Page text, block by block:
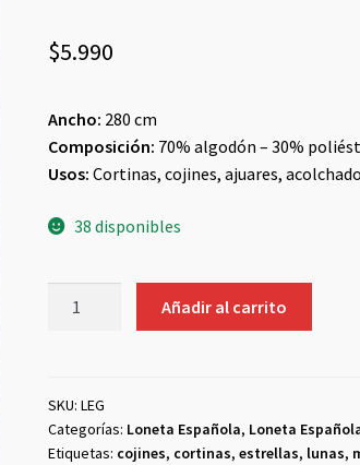
$5.990
Ancho: 280 cm
Composición: 70% algodón – 30%
Usos: Cortinas, cojines, ajuares,
38 disponibles
Luna
cantidad
Añadir al carrito
SKU: LEG
Categorías: Loneta Española, Loneta
Etiquetas: cojines, cortinas, estrellas, lunas,